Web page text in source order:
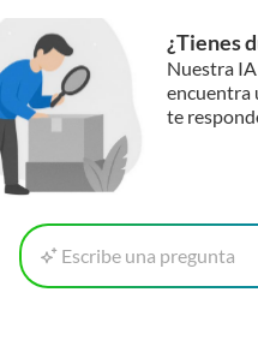
¿Tienes
Nuestra
encuentra
te
Escribe una pregunta